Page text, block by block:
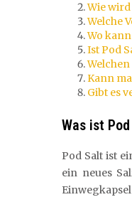
Wie wird
Welche
Wo
Ist Pod
Welchen
Kann
Gibt es
Was ist
Pod Salt ist
ein neues